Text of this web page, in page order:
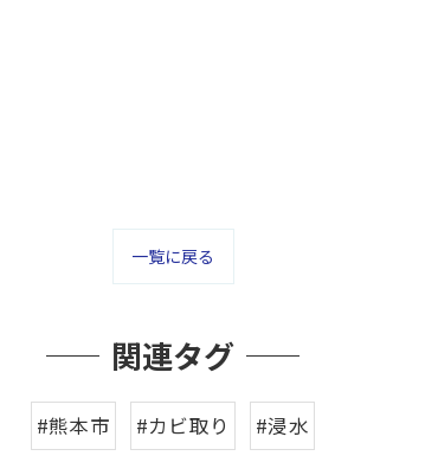
一覧に戻る
関連タグ
#熊本市 #カビ取り #浸水